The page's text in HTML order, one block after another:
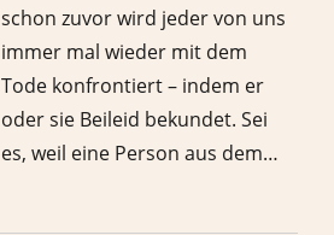
schon zuvor wird jeder von uns
immer mal wieder mit dem
Tode konfrontiert – indem er
oder sie Beileid bekundet. Sei
es, weil eine Person aus dem…